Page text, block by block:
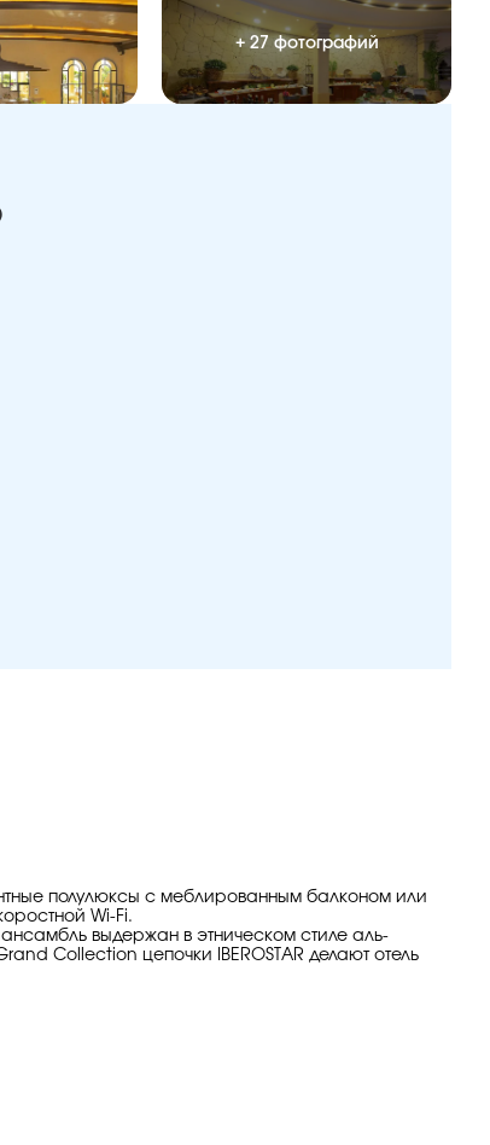
+ 27 фотографий
полулюксы с меблированным балконом или
Wi-Fi.
выдержан в этническом стиле аль-
Collection цепочки IBEROSTAR делают отель